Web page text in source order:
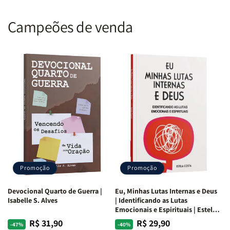
Campeões de venda
Promoção
Devocional Quarto de Guerra |
Isabelle S. Alves
-47%
Preço
PreçoR$ 31,90
Promoção
Eu, Minhas Lutas Internas e Deus
| Identificando as Lutas
Emocionais e Espirituais | Estela
Costa
-40%
Preço
PreçoR$ 29,90